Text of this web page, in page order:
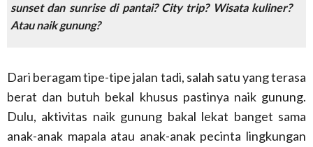
sunset dansunrisedi pantai? City trip?Wisata kuliner?
Atau naik gunung?
Dari beragam tipe-tipe jalan tadi, salah satu yang terasa
berat dan butuh bekal khusus pastinya naik gunung.
Dulu, aktivitas naik gunung bakal lekat banget sama
anak-anak mapala atau anak-anak pecinta lingkungan